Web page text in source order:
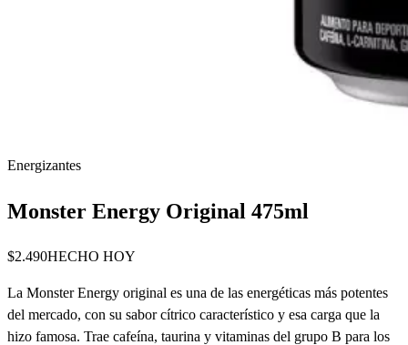
Energizantes
Monster Energy Original 475ml
$2.490HECHO HOY
La Monster Energy original es una de las energéticas más potentes
del mercado, con su sabor cítrico característico y esa carga que la
hizo famosa. Trae cafeína, taurina y vitaminas del grupo B para los